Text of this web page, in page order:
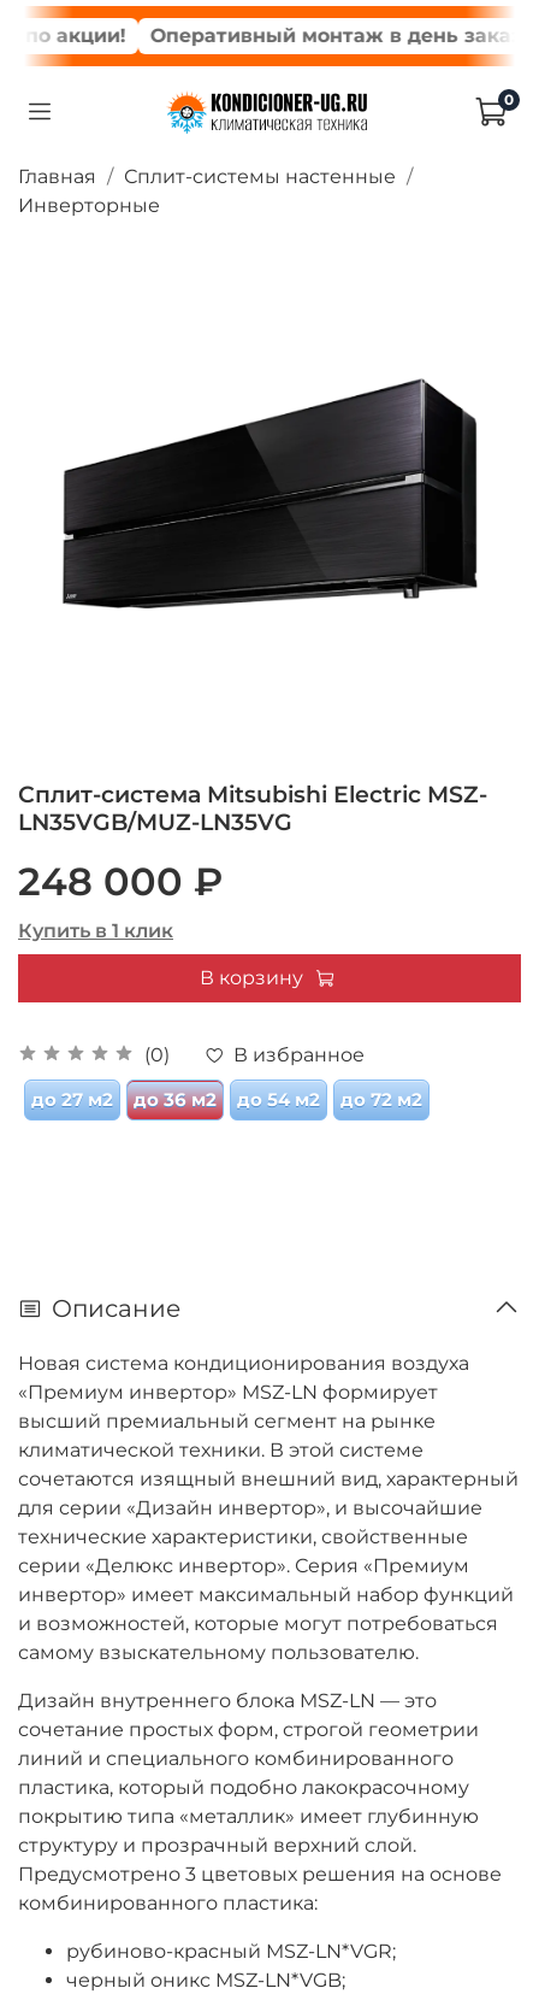
акции! Оперативный монтаж в день заказа*
0
Главная
Сплит-системы настенные
Инверторные
Сплит-система Mitsubishi Electric MSZ-
LN35VGB/MUZ-LN35VG
(0)
В избранное
до 27 м2
до 36 м2 до 54 м2 до 72 м2
248 000 ₽
Купить в 1 клик
В корзину
Описание
Новая система кондиционирования воздуха
«Премиум инвертор» MSZ-LN формирует
высший премиальный сегмент на рынке
климатической техники. В этой системе
сочетаются изящный внешний вид, характерный
для серии «Дизайн инвертор», и высочайшие
технические характеристики, свойственные
серии «Делюкс инвертор». Серия «Премиум
инвертор» имеет максимальный набор функций
и возможностей, которые могут потребоваться
самому взыскательному пользователю.
Дизайн внутреннего блока MSZ-LN — это
сочетание простых форм, строгой геометрии
линий и специального комбинированного
пластика, который подобно лакокрасочному
покрытию типа «металлик» имеет глубинную
структуру и прозрачный верхний слой.
Предусмотрено 3 цветовых решения на основе
комбинированного пластика:
рубиново-красный MSZ-LN*VGR;
черный оникс MSZ-LN*VGB;